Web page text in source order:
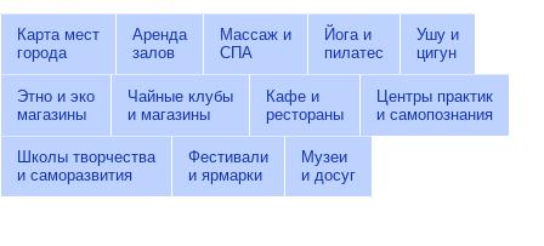
Карта мест
города
Аренда
залов
Массаж и
СПА
Йога и
пилатес
Ушу и
цигун
Этно и эко
магазины
Чайные клубы
и магазины
Кафе и
рестораны
Центры практик
и самопознания
Школы творчества
и саморазвития
Фестивали
и ярмарки
Музеи
и досуг